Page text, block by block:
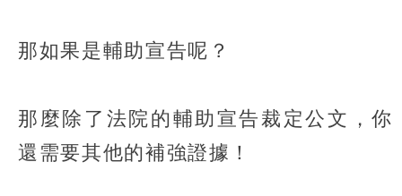
那如果是輔助宣告呢？
那麼除了法院的輔助宣告裁定公文，你
還需要其他的補強證據！